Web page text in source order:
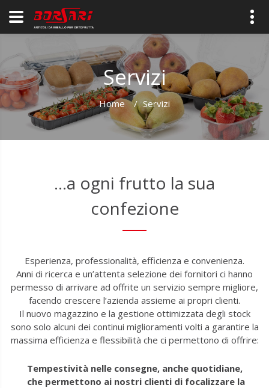
Servizi
Home / Servizi
...a ogni frutto la sua
confezione
Esperienza, professionalità, efficienza e convenienza.
Anni di ricerca e un’attenta selezione dei fornitori ci hanno
permesso di arrivare ad offrite un servizio sempre migliore,
facendo crescere l’azienda assieme ai propri clienti.
Il nuovo magazzino e la gestione ottimizzata degli stock
sono solo alcuni dei continui miglioramenti volti a garantire la
massima efficienza e flessibilità che ci permettono di offrire:
Tempestività nelle consegne, anche quotidiane,
che permettono ai nostri clienti di focalizzare la